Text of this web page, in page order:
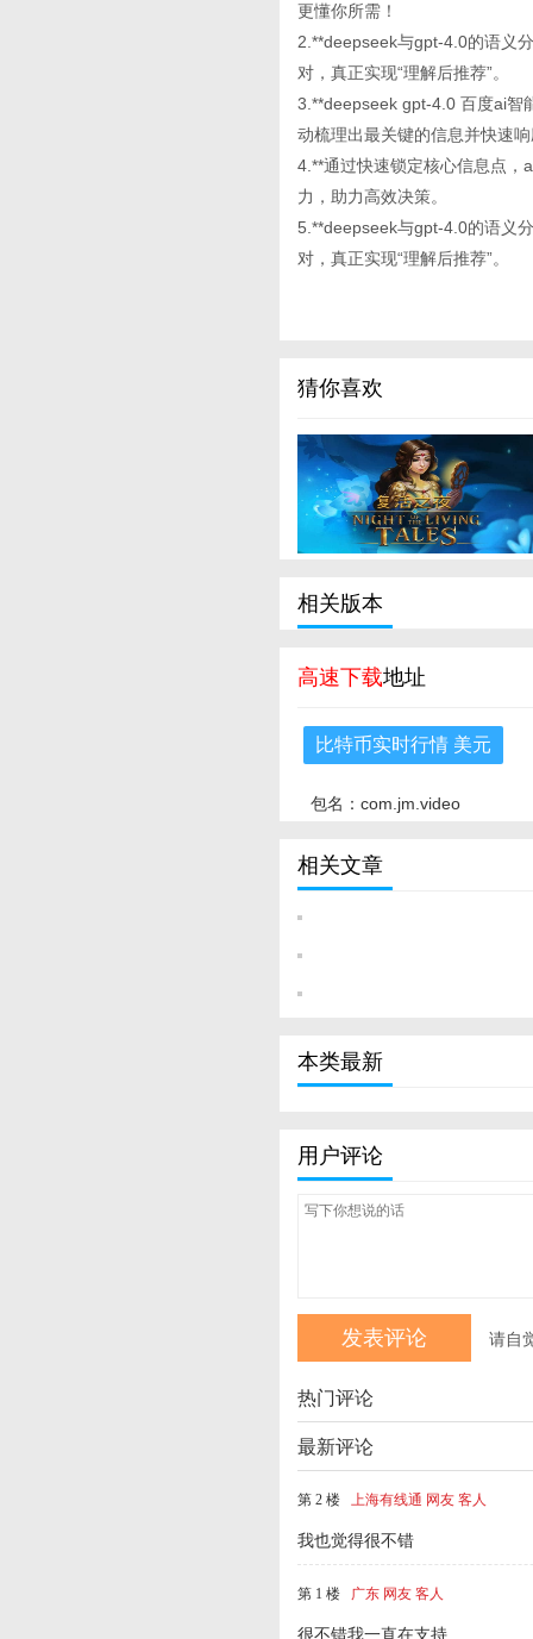
更懂你所需！
2.**deepseek与gpt-4.0的语义
对，真正实现“理解后推荐”。
3.**deepseek gpt-4.0 百度ai智
动梳理出最关键的信息并快速
4.**通过快速锁定核心信息点，
力，助力高效决策。
5.**deepseek与gpt-4.0的语义
对，真正实现“理解后推荐”。
猜你喜欢
相关版本
高速下载地址
比特币实时行情 美元
包名：com.jm.video
相关文章
本类最新
用户评论
请自
热门评论
最新评论
第 2 楼 上海有线通 网友 客人
我也觉得很不错
第 1 楼 广东 网友 客人
很不错我一直在支持